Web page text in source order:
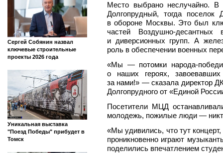
Сергей Собянин назвал
ключевые строительные
проекты 2026 года
Уникальная выставка
"Поезд Победы" прибудет в
Томск
Место выбрано неслучайно. В
Долгопрудный, тогда поселок
в обороне Москвы. Это был
частей Воздушно-десантных
и диверсионных групп. А
роль в обеспечении военных
«Мы — потомки народа-
о наших героях,
за нами!» — сказала директор
Долгопрудного от «Единой
Посетители МЦД
молодежь, пожилые люди —
«Мы удивились, что тут
проникновенно играют
поделились впечатлением